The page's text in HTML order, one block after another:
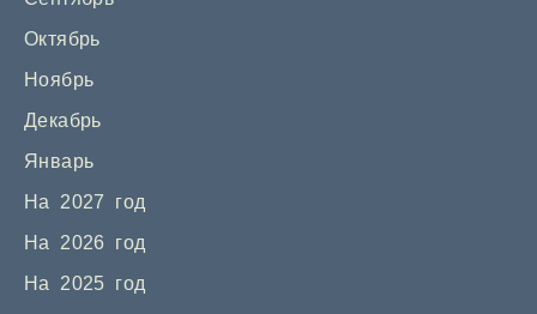
Октябрь
Ноябрь
Декабрь
Январь
На 2027 год
На 2026 год
На 2025 год